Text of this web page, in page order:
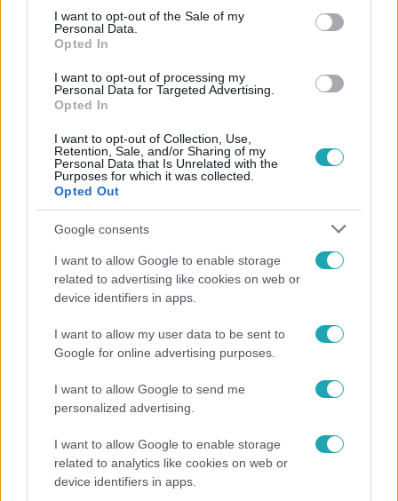
consent section.
I want to opt-out of the Sale of my
Personal Data.
Opted In
I want to opt-out of processing my
Personal Data for Targeted Advertising.
Opted In
I want to opt-out of Collection, Use,
Retention, Sale, and/or Sharing of my
Personal Data that Is Unrelated with the
Purposes for which it was collected.
Opted Out
Google consents
I want to allow Google to enable storage
related to advertising like cookies on web or
device identifiers in apps.
I want to allow my user data to be sent to
Google for online advertising purposes.
I want to allow Google to send me
personalized advertising.
I want to allow Google to enable storage
related to analytics like cookies on web or
device identifiers in apps.
BULVÁR SZÍNHÁZ # SZÍNÉSZ
REZSIÁRAK
Népszerű
A fiataloknak üzent Majka: „Hagyjátok ezt abba,